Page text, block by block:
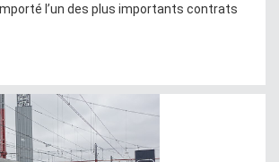
l’un des plus importants contrats